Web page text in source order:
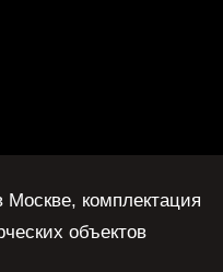
комплектация
объектов